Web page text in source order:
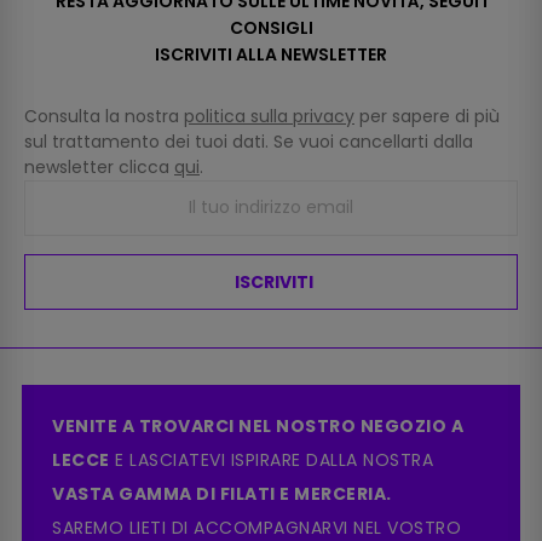
CONSIGLI
ISCRIVITI ALLA NEWSLETTER
Consulta la nostra politica sulla privacy per sapere di più
sul trattamento dei tuoi dati. Se vuoi cancellarti dalla
newsletter clicca qui.
ISCRIVITI
VENITE A TROVARCI NEL NOSTRO NEGOZIO A
LECCE E LASCIATEVI ISPIRARE DALLA NOSTRA
VASTA GAMMA DI FILATI E MERCERIA.
SAREMO LIETI DI ACCOMPAGNARVI NEL VOSTRO